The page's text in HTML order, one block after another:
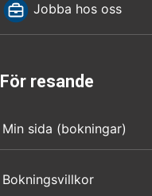
Jobba hos oss
För resande
Min sida (bokningar)
Bokningsvillkor